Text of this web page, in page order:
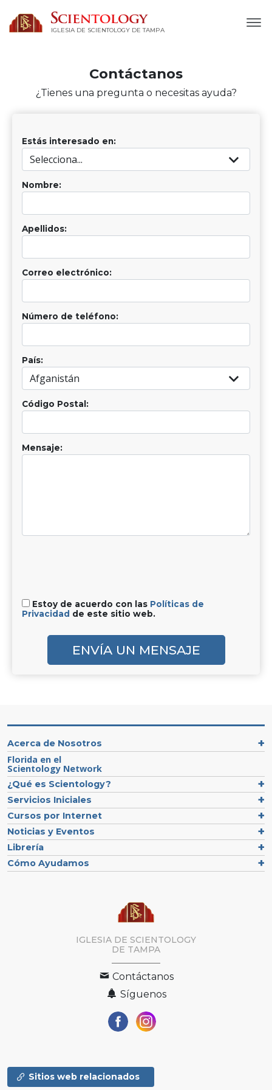
IGLESIA DE SCIENTOLOGY DE TAMPA
Contáctanos
¿Tienes una pregunta o necesitas ayuda?
Estás interesado en:
Nombre:
Apellidos:
Correo electrónico:
Número de teléfono:
País:
Código Postal:
Mensaje:
Estoy de acuerdo con las Políticas de
Privacidad de este sitio web.
ENVÍA UN MENSAJE
Acerca de Nosotros
Florida en el
Scientology Network
¿Qué es Scientology?
Servicios Iniciales
Cursos por Internet
Noticias y Eventos
Librería
Cómo Ayudamos
IGLESIA DE SCIENTOLOGY
DE TAMPA
Contáctanos
Síguenos
Sitios web relacionados